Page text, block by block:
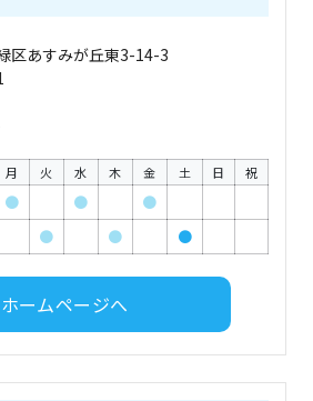
区あすみが丘東3-14-3
月 火 水 木 金 土 日 祝
● ●
●
● ● ●
ホームページへ